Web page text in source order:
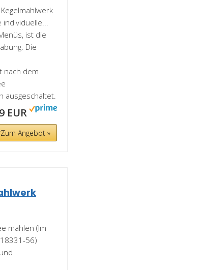
ist die
Die
nach dem
ausgeschaltet.
EUR
Angebot »
mahlen (Im
56)